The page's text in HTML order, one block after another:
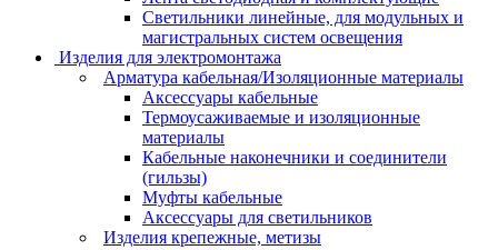
Светильники линейные, для модульных и
магистральных систем освещения
Изделия для электромонтажа
Арматура кабельная/Изоляционные материалы
Аксессуары кабельные
Термоусаживаемые и изоляционные
материалы
Кабельные наконечники и соединители
(гильзы)
Муфты кабельные
Аксессуары для светильников
Изделия крепежные, метизы